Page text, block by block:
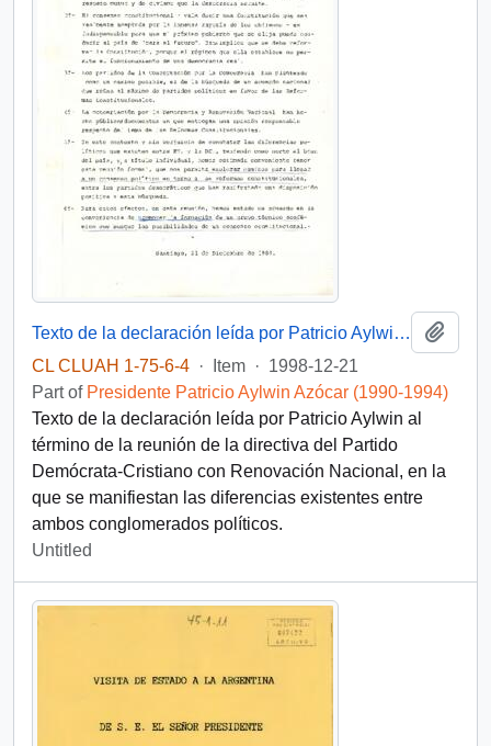
Texto de la declaración leída por Patricio Aylwin al término de la reunión de la directiva del P.D.C con Renovación Nacional
CL CLUAH 1-75-6-4 · Item · 1998-12-21
Part of Presidente Patricio Aylwin Azócar (1990-1994)
Texto de la declaración leída por Patricio Aylwin al
término de la reunión de la directiva del Partido
Demócrata-Cristiano con Renovación Nacional, en la
que se manifiestan las diferencias existentes entre
ambos conglomerados políticos.
Untitled